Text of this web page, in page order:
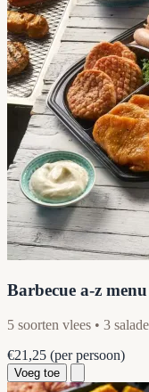
Barbecue a-z menu
5 soorten vlees • 3
€21,25 (per persoon)
Voeg toe